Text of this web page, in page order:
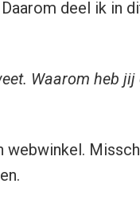
deel ik in
Waarom heb jij